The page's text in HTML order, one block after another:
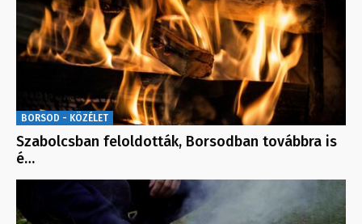
BORSOD - KÖZÉLET
Szabolcsban feloldották, Borsodban továbbra is
é…